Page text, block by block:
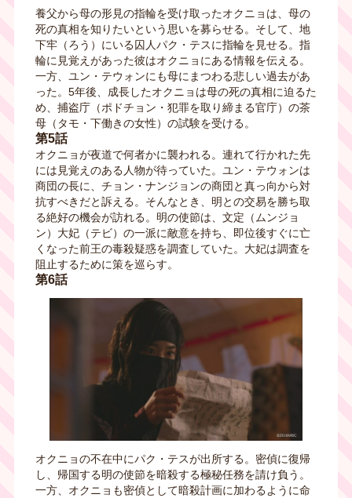
養父から母の形見の指輪を受け取ったオクニョは、母の
死の真相を知りたいという思いを募らせる。そして、地
下牢（ろう）にいる囚人パク・テスに指輪を見せる。指
輪に見覚えがあった彼はオクニョにある情報を伝える。
一方、ユン・テウォンにも母にまつわる悲しい過去があ
った。5年後、成長したオクニョは母の死の真相に迫るた
め、捕盗庁（ポドチョン・犯罪を取り締まる官庁）の茶
母（タモ・下働きの女性）の試験を受ける。
第5話
オクニョが夜道で何者かに襲われる。連れて行かれた先
には見覚えのある人物が待っていた。ユン・テウォンは
商団の長に、チョン・ナンジョンの商団と真っ向から対
抗すべきだと訴える。そんなとき、明との交易を勝ち取
る絶好の機会が訪れる。明の使節は、文定（ムンジョ
ン）大妃（テビ）の一派に敵意を持ち、即位後すぐに亡
くなった前王の毒殺疑惑を調査していた。大妃は調査を
阻止するために策を巡らす。
第6話
オクニョの不在中にパク・テスが出所する。密偵に復帰
し、帰国する明の使節を暗殺する極秘任務を請け負う。
一方、オクニョも密偵として暗殺計画に加わるように命